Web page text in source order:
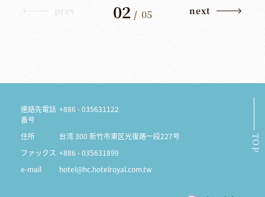
prev 02 /05 next
TOP
連絡先電話
番号
+886 - 035631122
住所
台湾 300 新竹市東区光復路一段227号
ファックス +886 - 035631899
e-mail
hotel@hc.hotelroyal.com.tw